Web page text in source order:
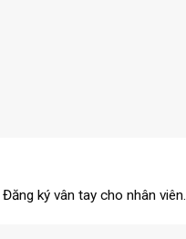
Đăng ký vân tay cho nhân viên.